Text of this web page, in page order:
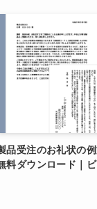
品受注のお礼状の
料ダウンロード｜